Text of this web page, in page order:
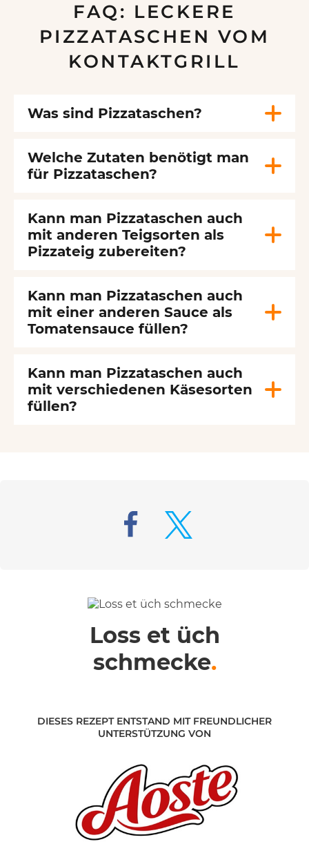
FAQ: LECKERE
PIZZATASCHEN VOM
KONTAKTGRILL
Was sind Pizzataschen?
Welche Zutaten benötigt man
für Pizzataschen?
Kann man Pizzataschen auch
mit anderen Teigsorten als
Pizzateig zubereiten?
Kann man Pizzataschen auch
mit einer anderen Sauce als
Tomatensauce füllen?
Kann man Pizzataschen auch
mit verschiedenen Käsesorten
füllen?
Loss et üch
schmecke.
DIESES REZEPT ENTSTAND MIT FREUNDLICHER
UNTERSTÜTZUNG VON